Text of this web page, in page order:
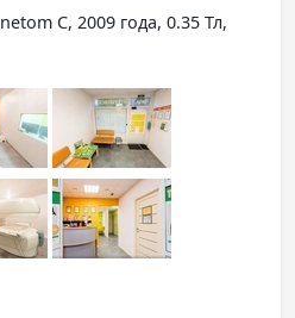
C, 2009 года, 0.35 Тл,